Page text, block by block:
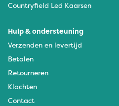
Countryfield Led Kaarsen
Hulp & ondersteuning
Verzenden en levertijd
Betalen
Retourneren
Klachten
Contact